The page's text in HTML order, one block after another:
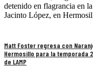
detenido en flagrancia en
Jacinto López, en
Matt Foster regresa con
Hermosillo para la temporada
de LAMP